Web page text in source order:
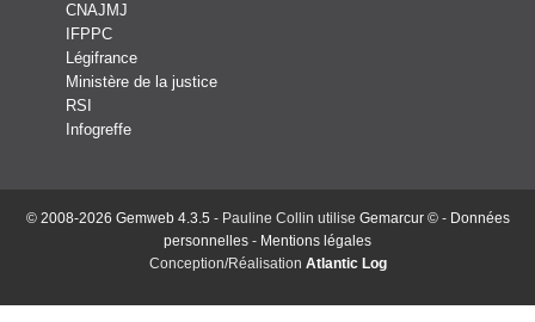
CNAJMJ
IFPPC
Légifrance
Ministère de la justice
RSI
Infogreffe
© 2008-2026 Gemweb 4.3.5 - Pauline Collin utilise Gemarcur ©- Données
personnelles - Mentions légales
Conception/Réalisation Atlantic Log